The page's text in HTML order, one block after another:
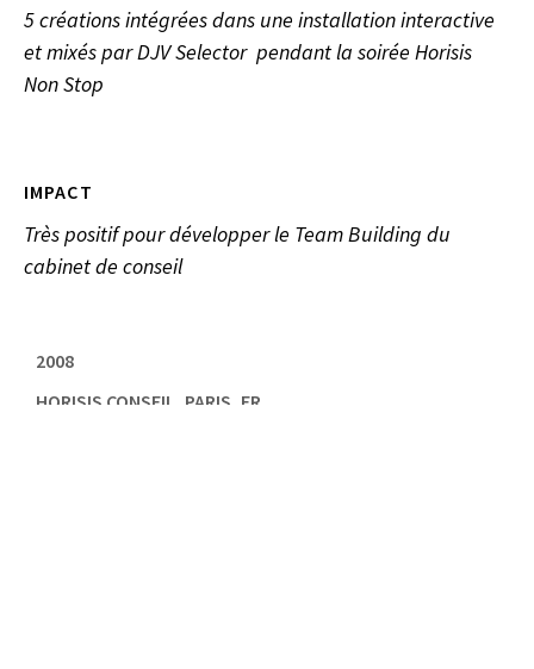
5 créations intégrées dans une installation interactive
et mixés par DJV Selector pendant la soirée Horisis
Non Stop
IMPACT
Très positif pour développer le Team Building du
cabinet de conseil
2008
HORISIS CONSEIL, PARIS, FR